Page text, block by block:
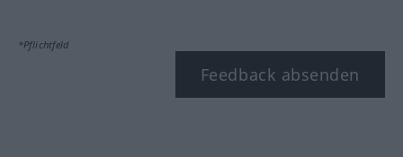
*Pflichtfeld
Feedback absenden